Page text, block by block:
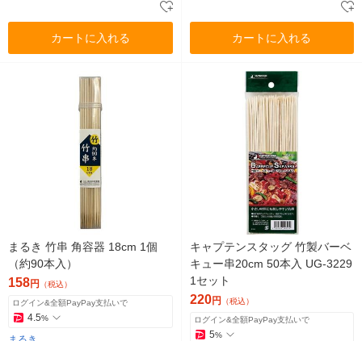
カートに入れる カートに入れる
まるき 竹串 角容器 18cm 1個
（約90本入）
158円 （税込）
ログイン&全額PayPay支払いで
4.5%
キャプテンスタッグ 竹製バーベ
キュー串20cm 50本入 UG-3229
1セット
220円 （税込）
ログイン&全額PayPay支払いで
5%